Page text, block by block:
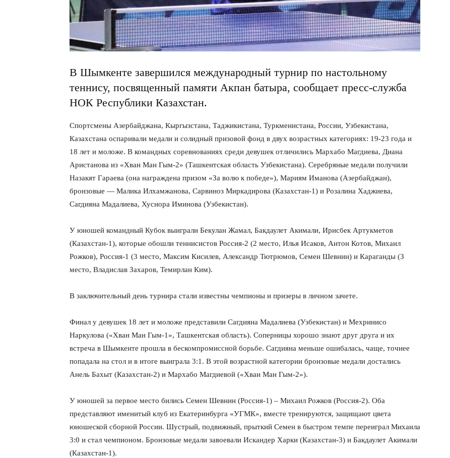
В Шымкенте завершился международный турнир по настольному
теннису, посвященный памяти Акпан батыра, сообщает пресс-служба
НОК Республики Казахстан.
Спортсмены Азербайджана, Кыргызстана, Таджикистана, Туркменистана, России, Узбекистана,
Казахстана оспаривали медали и солидный призовой фонд в двух возрастных категориях: 19-23 года и
18 лет и моложе. В командных соревнованиях среди девушек отличились Мархабо Магдиева, Диана
Аристанова из «Хван Ман Гым-2» (Ташкентская область Узбекистана). Серебряные медали получили
Назакят Гараева (она награждена призом «За волю к победе»), Мариям Иманова (Азербайджан),
бронзовые — Малика Илхамжанова, Сарвиноз Миркадирова (Казахстан-1) и Розалина Хаджиева,
Сагдияна Мадалиева, Хуснора Иминова (Узбекистан).
У юношей командный Кубок выиграли Бекулан Жамал, Бакдаулет Акимали, Ирисбек Артукметов
(Казахстан-1), которые обошли теннисистов Россия-2 (2 место, Илья Исаков, Антон Котов, Михаил
Рожков), Россия-1 (3 место, Максим Кисилев, Александр Тютрюмов, Семен Шевнин) и Караганды (3
место, Владислав Захаров, Темирлан Ким).
В заключительный день турнира стали известны чемпионы и призеры в личном зачете.
Финал у девушек 18 лет и моложе представили Сагдияна Мадалиева (Узбекистан) и Мехринисо
Наркулова («Хван Ман Гым-1», Ташкентская область). Соперницы хорошо знают друг друга и их
встреча в Шымкенте прошла в бескомпромиссной борьбе. Сагдияна меньше ошибалась, чаще, точнее
попадала на стол и в итоге выиграла 3:1. В этой возрастной категории бронзовые медали достались
Анель Бахыт (Казахстан-2) и Мархабо Магдиевой («Хван Ман Гым-2»).
У юношей за первое место бились Семен Шевнин (Россия-1) – Михаил Рожков (Россия-2). Оба
представляют именитый клуб из Екатеринбурга «УГМК», вместе тренируются, защищают цвета
юношеской сборной России. Шустрый, подвижный, прыткий Семен в быстром темпе переиграл Михаила
3:0 и стал чемпионом. Бронзовые медали завоевали Искандер Харки (Казахстан-3) и Бакдаулет Акимали
(Казахстан-1).